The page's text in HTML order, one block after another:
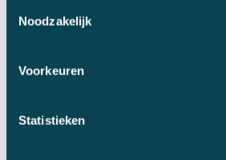
Noodzakelijk
Voorkeuren
Statistieken